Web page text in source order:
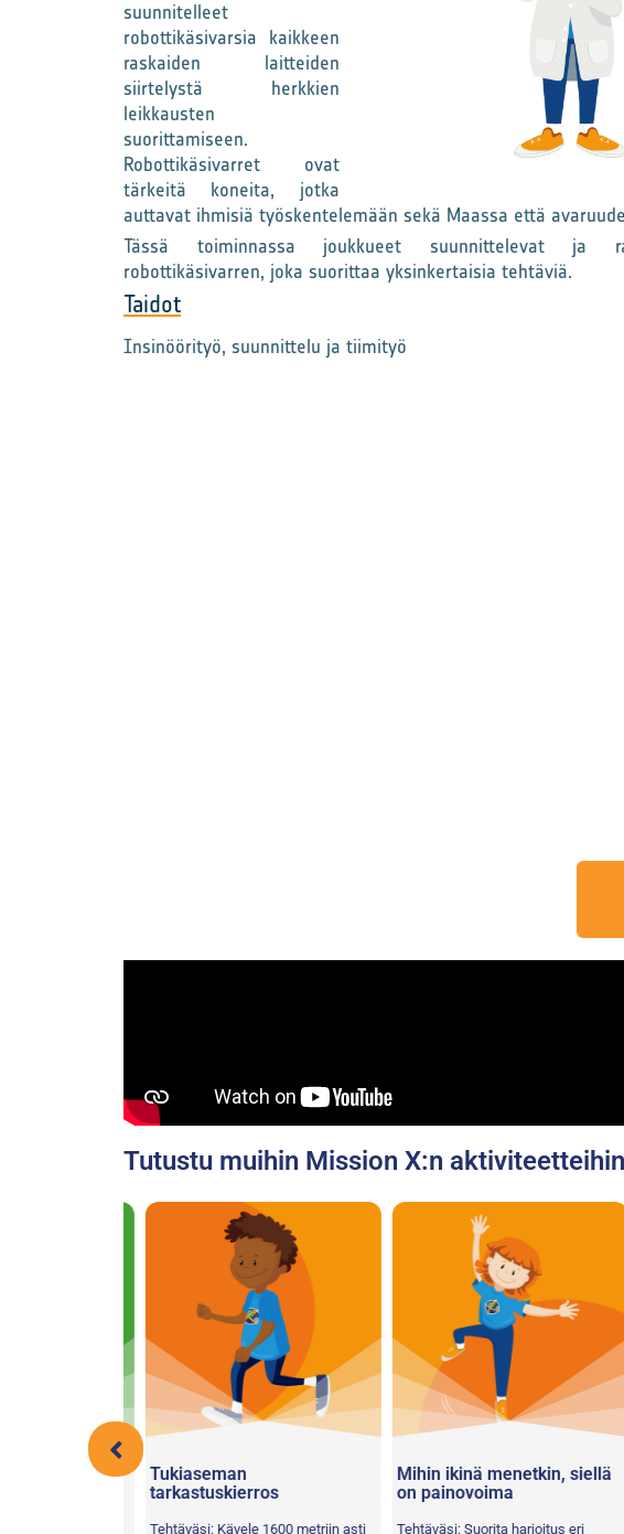
suunnitelleet
robottikäsivarsia kaikkeen
raskaiden laitteiden
siirtelystä herkkien
leikkausten
suorittamiseen.
Robottikäsivarret ovat
tärkeitä koneita, jotka
auttavat ihmisiä työskentelemään sekä Maassa että
Tässä toiminnassa joukkueet suunnittelevat ja
robottikäsivarren, joka suorittaa yksinkertaisia tehtäviä.
Taidot
Insinöörityö, suunnittelu ja tiimityö
Tutustu muihin Mission X:n
Tukiaseman
tarkastuskierros
Tehtäväsi: Kävele 1600 metriin asti
Mihin ikinä menetkin, siellä
on painovoima
Tehtäväsi: Suorita harjoitus eri